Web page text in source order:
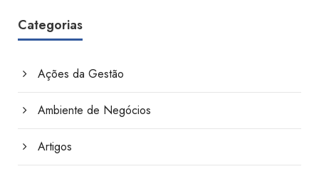
Categorias
Ações da Gestão
Ambiente de Negócios
Artigos